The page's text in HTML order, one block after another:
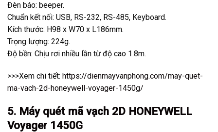
Đèn báo: beeper.
Chuẩn kết nối: USB, RS-232, RS-485, Keyboard.
Kích thước: H98 x W70 x L186mm.
Trọng lượng: 224g.
Độ bền: Chịu rơi nhiều lần từ độ cao 1.8m.
>>>Xem chi tiết: https://dienmayvanphong.com/may-quet-
ma-vach-2d-honeywell-voyager-1450g/
5. Máy quét mã vạch 2D HONEYWELL
Voyager 1450G